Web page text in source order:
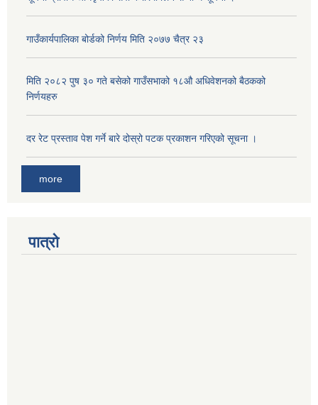
गाउँकार्यपालिका बोर्डको निर्णय मिति २०७७ चैत्र २३
मिति २०८२ पुष ३० गते बसेको गाउँसभाको १८औ अधिवेशनको बैठकको
निर्णयहरु
दर रेट प्रस्ताव पेश गर्ने बारे दोस्रो पटक प्रकाशन गरिएको सूचना ।
more
पात्रो